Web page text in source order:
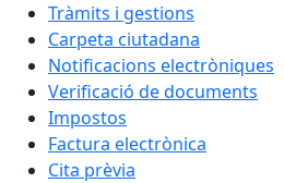
Tràmits i gestions
Carpeta ciutadana
Notificacions electròniques
Verificació de documents
Impostos
Factura electrònica
Cita prèvia